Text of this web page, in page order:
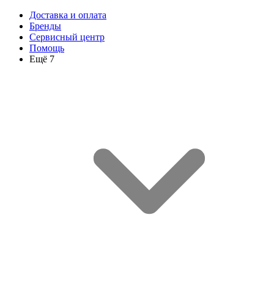
Доставка и оплата
Бренды
Сервисный центр
Помощь
Ещё 7